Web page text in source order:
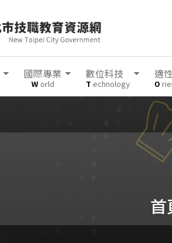
國際專業
W orld
數位科技
T echnology
適
O
首